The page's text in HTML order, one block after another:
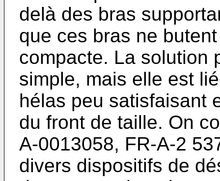
delà des bras
que ces bras ne
compacte. La solution
simple, mais elle est
hélas peu satisfaisant
du front de taille. On
A-0013058, FR-A-2
divers dispositifs de